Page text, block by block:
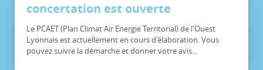
concertation est ouverte
Le PCAET (Plan Climat Air Energie Territorial) de l'Ouest
Lyonnais est actuellement en cours d'élaboration. Vous
pouvez suivre la démarche et donner votre avis...